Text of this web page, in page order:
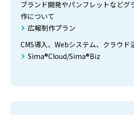
ブランド開発やパンフレットなどグ
作について
広報制作プラン
CMS導入、Webシステム、クラウド
Sima®Cloud/Sima®Biz